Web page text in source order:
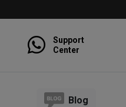
Support
Center
Blog